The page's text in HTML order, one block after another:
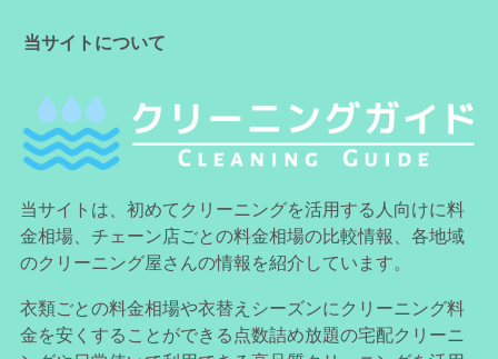
当サイトについて
当サイトは、初めてクリーニングを活用する人向けに料
金相場、チェーン店ごとの料金相場の比較情報、各地域
のクリーニング屋さんの情報を紹介しています。
衣類ごとの料金相場や衣替えシーズンにクリーニング料
金を安くすることができる点数詰め放題の宅配クリーニ